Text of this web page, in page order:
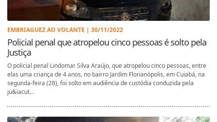
EMBRIAGUEZ AO VOLANTE | 30/11/2022
Policial penal que atropelou cinco pessoas é solto pela
Justiça
O policial penal Lindomar Silva Araújo, que atropelou cinco pessoas, entre
elas uma criança de 4 anos, no bairro Jardim Florianópolis, em Cuiabá, na
segunda-feira (28), foi solto em audiência de custódia conduzida pela
ju&iacut...